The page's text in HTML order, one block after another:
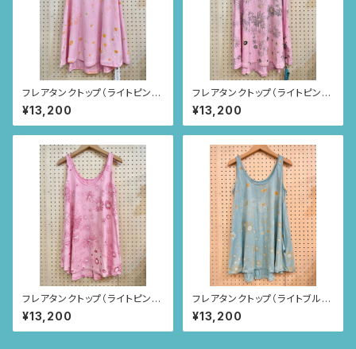
フレアタンクトップ（ライトピン
ク/カモミール柄）
¥13,200
フレアタンクトップ（ライトピン
ク/カモミール柄）
¥13,200
フレアタンクトップ（ライトピン
ク/カモミール柄）
¥13,200
フレアタンクトップ（ライトブル
ー/カモミール柄）
¥13,200